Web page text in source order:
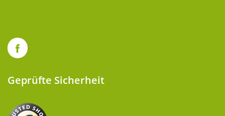
Geprüfte Sicherheit